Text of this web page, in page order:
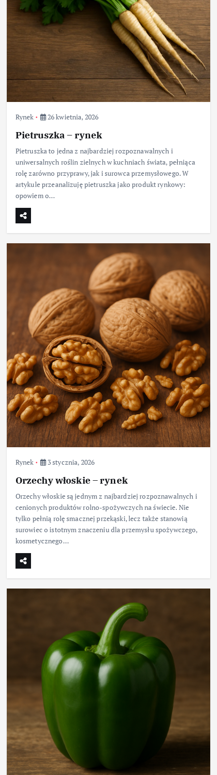
Rynek 26 kwietnia, 2026
Pietruszka – rynek
Pietruszka to jedna z najbardziej rozpoznawalnych i
uniwersalnych roślin zielnych w kuchniach świata, pełniąca
rolę zarówno przyprawy, jak i surowca przemysłowego. W
artykule przeanalizuję pietruszka jako produkt rynkowy:
opowiem o…
Rynek 3 stycznia, 2026
Orzechy włoskie – rynek
Orzechy włoskie są jednym z najbardziej rozpoznawalnych i
cenionych produktów rolno-spożywczych na świecie. Nie
tylko pełnią rolę smacznej przekąski, lecz także stanowią
surowiec o istotnym znaczeniu dla przemysłu spożywczego,
kosmetycznego…